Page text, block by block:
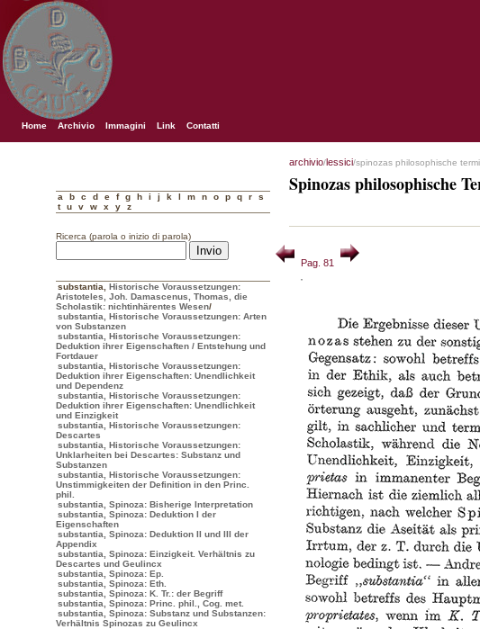
Home Archivio Immagini Link Contatti
a b c d e f g h i j k l m n o p q r
s
t
u v w x y z
Ricerca (parola o inizio di parola)
substantia
Historische Voraussetzungen:
Aristoteles, Joh. Damascenus, Thomas, die
Scholastik: nichtinhärentes Wesen/
substantia, Historische Voraussetzungen: Arten
von Substanzen
substantia, Historische Voraussetzungen:
Deduktion ihrer Eigenschaften / Entstehung und
Fortdauer
substantia, Historische Voraussetzungen:
Deduktion ihrer Eigenschaften: Unendlichkeit
und Dependenz
substantia, Historische Voraussetzungen:
Deduktion ihrer Eigenschaften: Unendlichkeit
und Einzigkeit
substantia, Historische Voraussetzungen:
Descartes
substantia, Historische Voraussetzungen:
Unklarheiten bei Descartes: Substanz und
Substanzen
substantia, Historische Voraussetzungen:
Unstimmigkeiten der Definition in den Princ.
phil.
substantia, Spinoza: Bisherige Interpretation
substantia, Spinoza: Deduktion I der
Eigenschaften
substantia, Spinoza: Deduktion II und III der
Appendix
substantia, Spinoza: Einzigkeit. Verhältnis zu
Descartes und Geulincx
substantia, Spinoza: Ep.
substantia, Spinoza: Eth.
substantia, Spinoza: K. Tr.: der Begriff
substantia, Spinoza: Princ. phil., Cog. met.
substantia, Spinoza: Substanz und Substanzen:
Verhältnis Spinozas zu Geulincx
archivio/lessici/spinozas philosophische
Spinozas philosophische
Pag. 81